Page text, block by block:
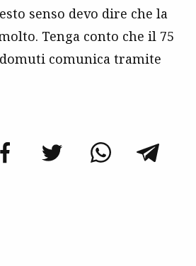
senso devo dire che la
Tenga conto che il 75
comunica tramite